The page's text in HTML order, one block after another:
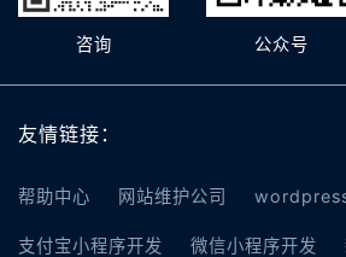
咨询 公众号
友情链接：
帮助中心 网站维护公司
支付宝小程序开发 微信小程序开发